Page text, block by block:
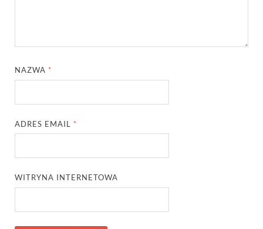
NAZWA *
ADRES EMAIL *
WITRYNA INTERNETOWA